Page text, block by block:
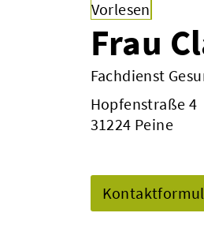
Vorlesen
Frau
Fachdienst
Hopfenstraße 4
31224 Peine